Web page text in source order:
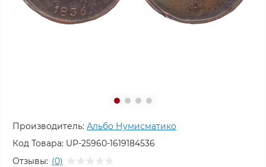
Производитель: Альбо Нумисматико
Код Товара: UP-25960-1619184536
Отзывы: (0)